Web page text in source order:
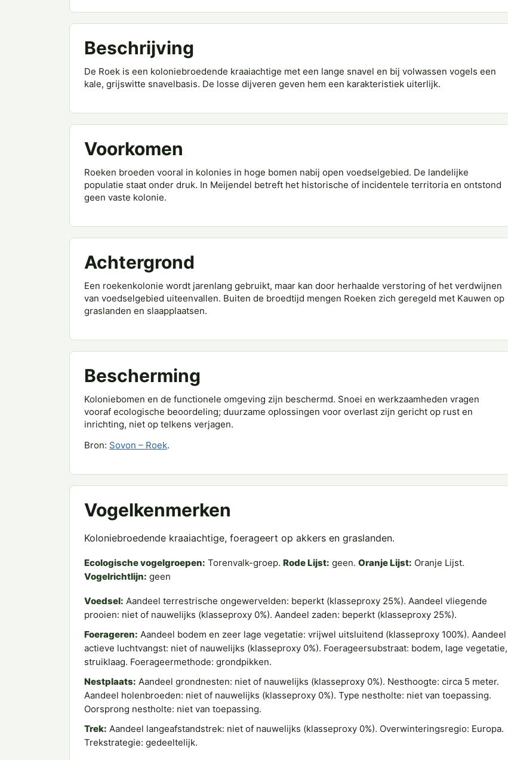
Beschrijving
De Roek is een koloniebroedende kraaiachtige met een lange snavel en bij volwassen vogels een
kale, grijswitte snavelbasis. De losse dijveren geven hem een karakteristiek uiterlijk.
Voorkomen
Roeken broeden vooral in kolonies in hoge bomen nabij open voedselgebied. De landelijke
populatie staat onder druk. In Meijendel betreft het historische of incidentele territoria en ontstond
geen vaste kolonie.
Achtergrond
Een roekenkolonie wordt jarenlang gebruikt, maar kan door herhaalde verstoring of het verdwijnen
van voedselgebied uiteenvallen. Buiten de broedtijd mengen Roeken zich geregeld met Kauwen op
graslanden en slaapplaatsen.
Bescherming
Koloniebomen en de functionele omgeving zijn beschermd. Snoei en werkzaamheden vragen
vooraf ecologische beoordeling; duurzame oplossingen voor overlast zijn gericht op rust en
inrichting, niet op telkens verjagen.
Bron: Sovon – Roek.
Vogelkenmerken
Koloniebroedende kraaiachtige, foerageert op akkers en graslanden.
Ecologische vogelgroepen: Torenvalk-groep. Rode Lijst: geen. Oranje Lijst: Oranje Lijst.
Vogelrichtlijn: geen
Voedsel: Aandeel terrestrische ongewervelden: beperkt (klasseproxy 25%). Aandeel vliegende
prooien: niet of nauwelijks (klasseproxy 0%). Aandeel zaden: beperkt (klasseproxy 25%).
Foerageren: Aandeel bodem en zeer lage vegetatie: vrijwel uitsluitend (klasseproxy 100%). Aandeel
actieve luchtvangst: niet of nauwelijks (klasseproxy 0%). Foerageersubstraat: bodem, lage vegetatie,
struiklaag. Foerageermethode: grondpikken.
Nestplaats: Aandeel grondnesten: niet of nauwelijks (klasseproxy 0%). Nesthoogte: circa 5 meter.
Aandeel holenbroeden: niet of nauwelijks (klasseproxy 0%). Type nestholte: niet van toepassing.
Oorsprong nestholte: niet van toepassing.
Trek: Aandeel langeafstandstrek: niet of nauwelijks (klasseproxy 0%). Overwinteringsregio: Europa.
Trekstrategie: gedeeltelijk.